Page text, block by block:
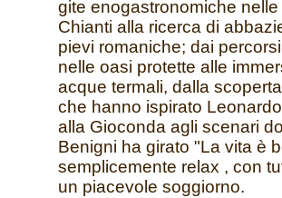
gite enogastronomiche nelle
Chianti alla ricerca di
pievi romaniche; dai
nelle oasi protette alle
acque termali, dalla
che hanno ispirato
alla Gioconda agli scenari
Benigni ha girato "La vita è
semplicemente relax , con
un piacevole soggiorno.